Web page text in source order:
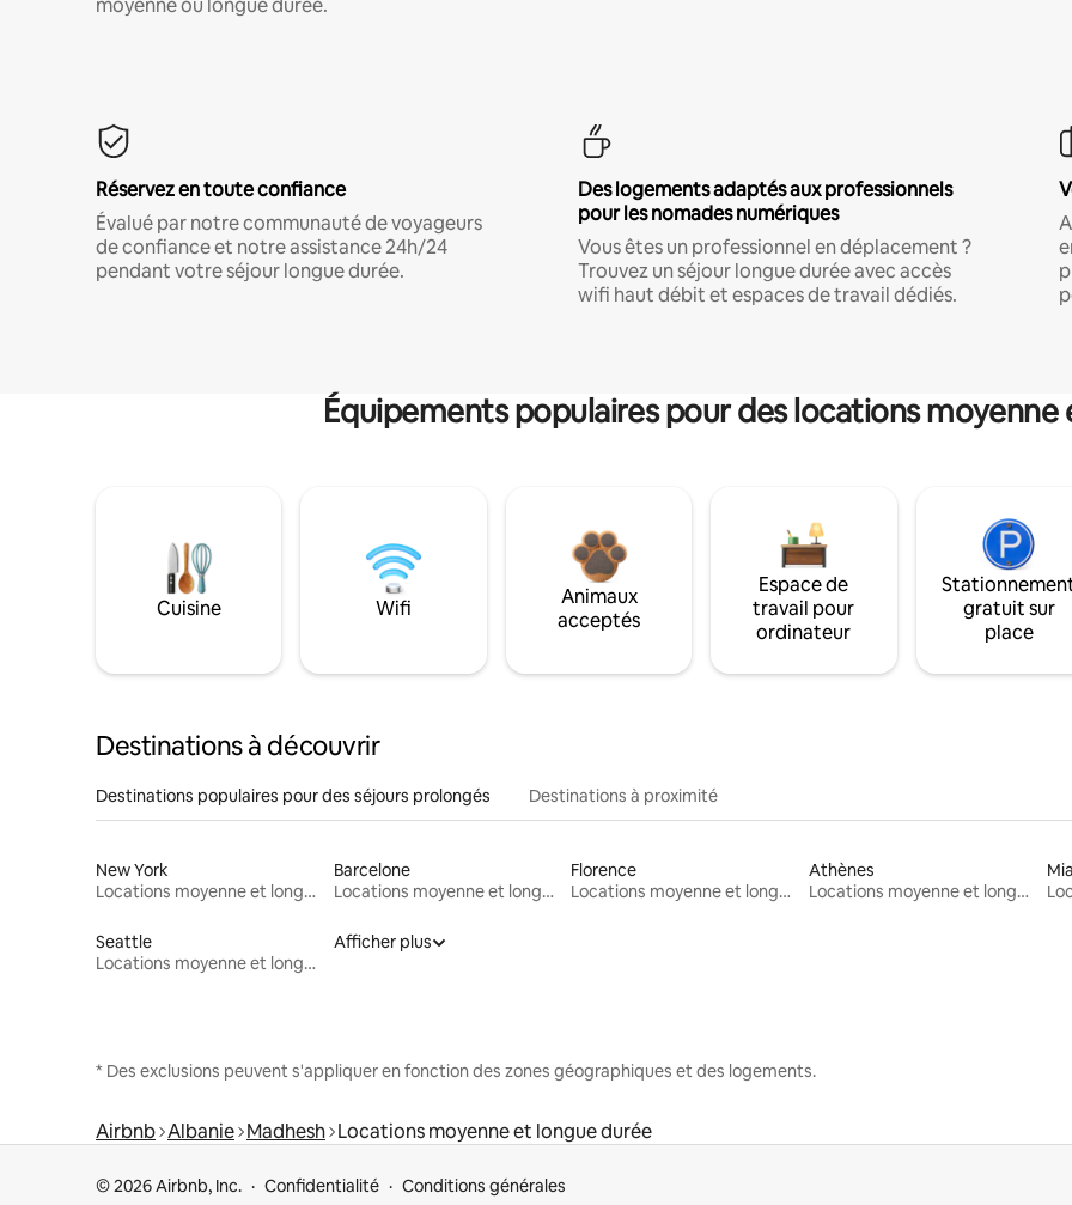
moyenne ou longue durée.
Réservez en toute confiance
Évalué par notre communauté de voyageurs
de confiance et notre assistance 24h/24
pendant votre séjour longue durée.
Des logements adaptés aux professionnels
pour les nomades numériques
Vous êtes un professionnel en déplacement ?
Trouvez un séjour longue durée avec accès
wifi haut débit et espaces de travail dédiés.
Équipements populaires pour des locations
Cuisine Wifi
Animaux
acceptés
Espace de
travail pour
ordinateur
gratuit sur
place
Destinations à découvrir
Destinations populaires pour des séjours prolongés Destinations à proximité
New York
Locations moyenne et longue durée
Barcelone
Locations moyenne et longue durée
Florence
Locations moyenne et longue durée
Athènes
Locations moyenne et longue durée
Seattle
Locations moyenne et longue durée
Afficher plus
* Des exclusions peuvent s'appliquer en fonction des zones géographiques et des logements.
Airbnb Albanie Madhesh Locations moyenne et longue durée
© 2026 Airbnb, Inc. Confidentialité Conditions générales